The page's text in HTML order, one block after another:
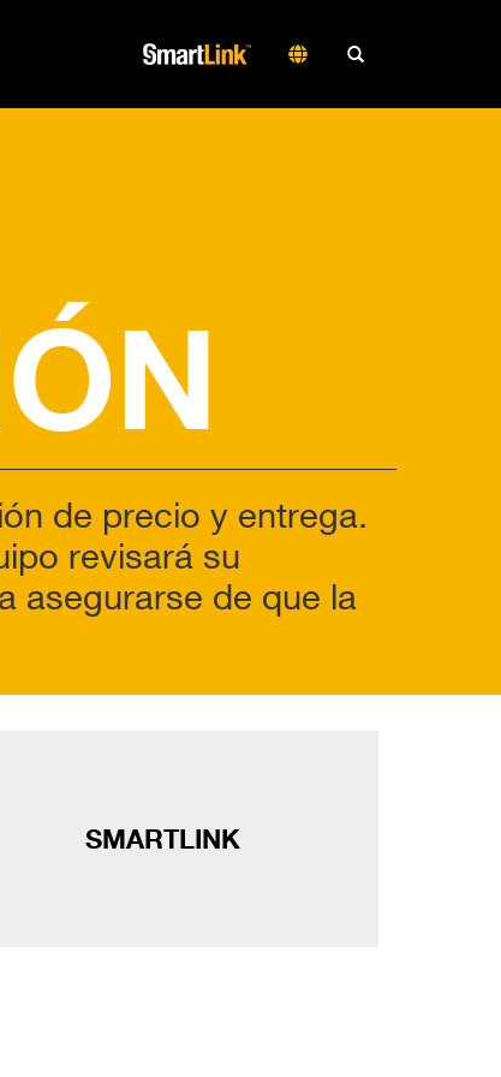
de precio y entrega.
revisará su
asegurarse de que la
SMARTLINK